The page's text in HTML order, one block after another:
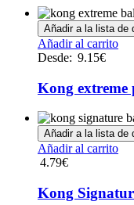
Las
se
la
de
Añadir a la lista de
Añadir al carritoEste
se
la
Desde: 9.15€
Kong extreme
Añadir a la lista de
Añadir al carrito
4.79€
Kong